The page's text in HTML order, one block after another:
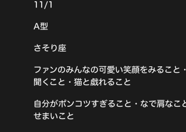
11/1
A型
さそり座
ファンのみんなの可愛い笑顔をみること
聞くこと・猫と戯れること
自分がポンコツすぎること・なで肩なこ
せまいこと